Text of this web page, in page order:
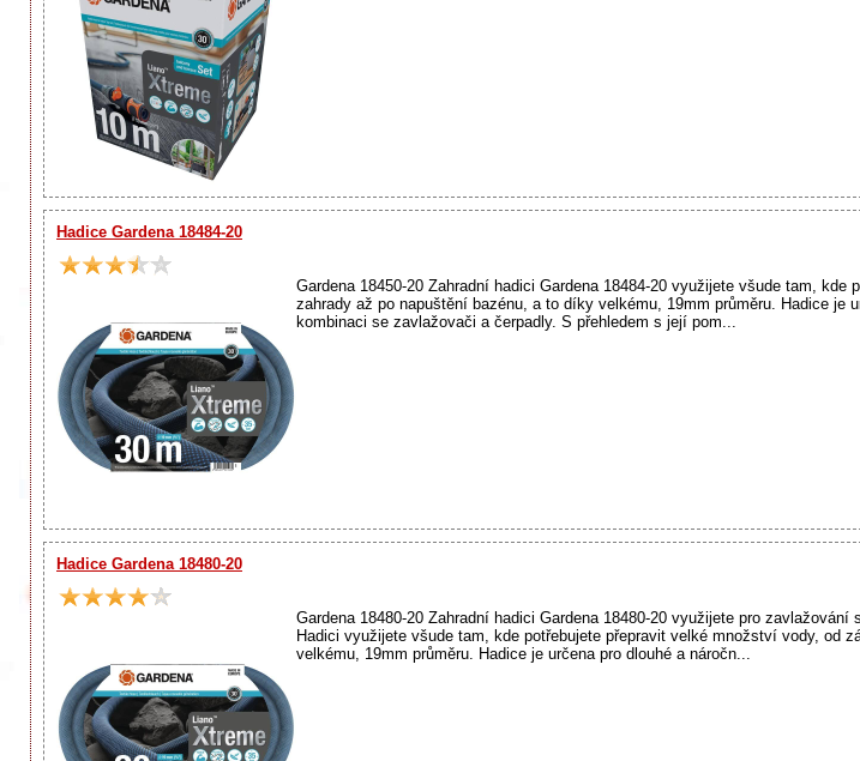
Hadice Gardena 18484-20
Gardena 18450-20 Zahradní hadici Gardena 18484-20 využijete všude tam,
zahrady až po napuštění bazénu, a to díky velkému, 19mm průměru. Hadice je
kombinaci se zavlažovači a čerpadly. S přehledem s její pom...
Hadice Gardena 18480-20
Gardena 18480-20 Zahradní hadici Gardena 18480-20 využijete pro
Hadici využijete všude tam, kde potřebujete přepravit velké množství vody, od
velkému, 19mm průměru. Hadice je určena pro dlouhé a náročn...